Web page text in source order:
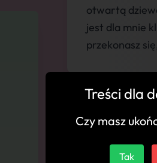
otwartą
jest dla mnie
przekonasz
💬
Treści dla
Czy masz
Tak